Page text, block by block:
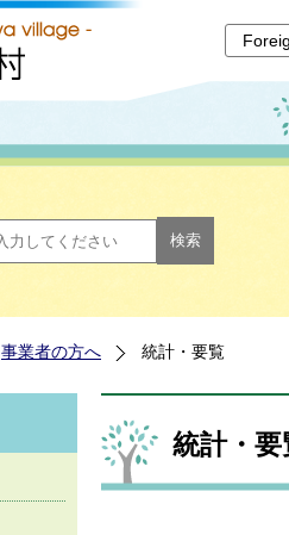
事業者の方へ 統計・要覧
統計・要